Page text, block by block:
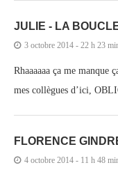
JULIE - LA
3 octobre 2014 - 22 h 23
Rhaaaaaa ça me manque
mes collègues d’ici,
FLORENCE
4 octobre 2014 - 11 h 48